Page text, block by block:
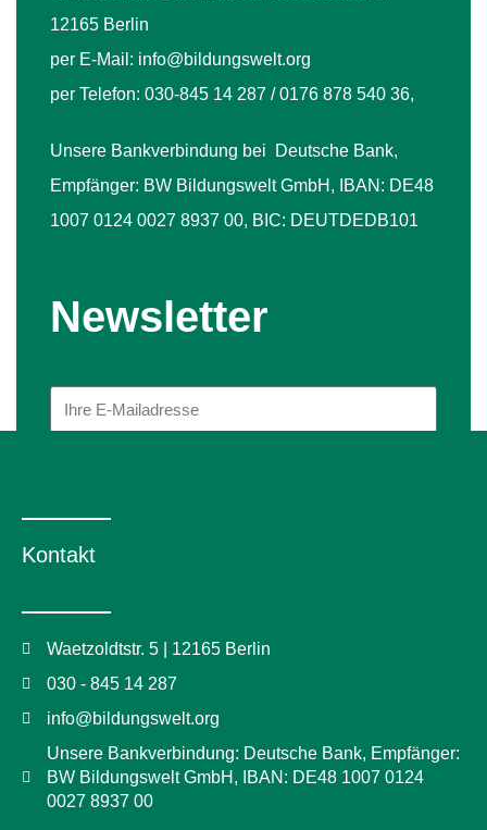
12165 Berlin
per E-Mail: info@bildungswelt.org
per Telefon: 030-845 14 287 / 0176 878 540 36,
Unsere Bankverbindung bei Deutsche Bank,
Empfänger: BW Bildungswelt GmbH, IBAN: DE48
1007 0124 0027 8937 00, BIC: DEUTDEDB101
Newsletter
In unserer Sprachschule in Berlin-Steglitz
bieten wir Integrationskurse, Deutsch als
Fremdsprache und Berufssprachkurse sowie
Jobcoaching und Berufskurse mit erfahrenen
Kontakt
Waetzoldtstr. 5 | 12165 Berlin
030 - 845 14 287
info@bildungswelt.org
Unsere Bankverbindung: Deutsche Bank, Empfänger:
BW Bildungswelt GmbH, IBAN: DE48 1007 0124
0027 8937 00